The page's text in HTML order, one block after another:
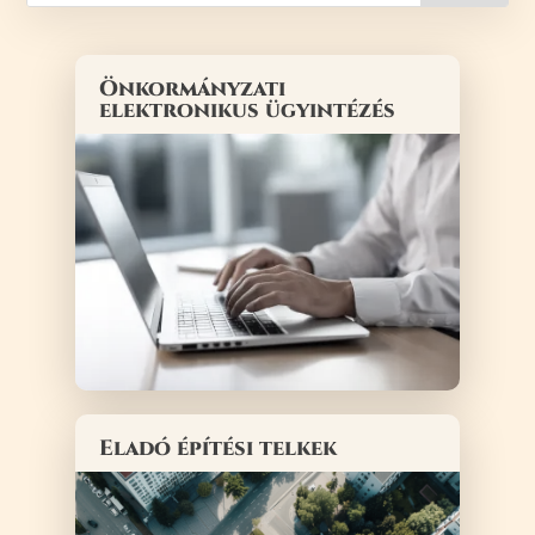
Önkormányzati
elektronikus ügyintézés
Eladó építési telkek